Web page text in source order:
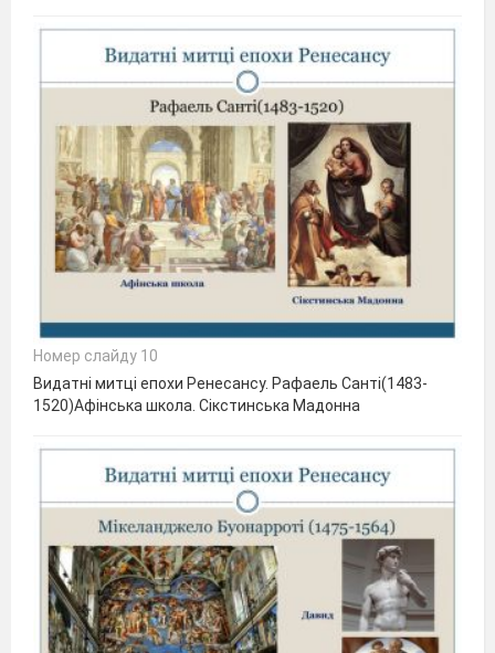
Номер слайду 10
Видатні митці епохи Ренесансу. Рафаель Санті(1483-
1520)Афінська школа. Сікстинська Мадонна